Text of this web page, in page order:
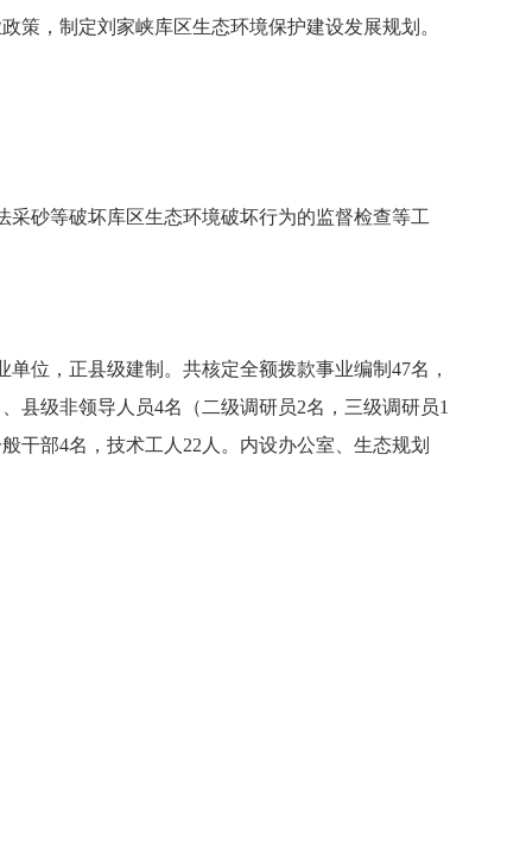
策，制定刘家峡库区生态环境保护建设发展规划。
砂等破坏库区生态环境破坏行为的监督检查等工
位，正县级建制。共核定全额拨款事业编制47名，
县级非领导人员4名（二级调研员2名，三级调研员1
干部4名，技术工人22人。内设办公室、生态规划